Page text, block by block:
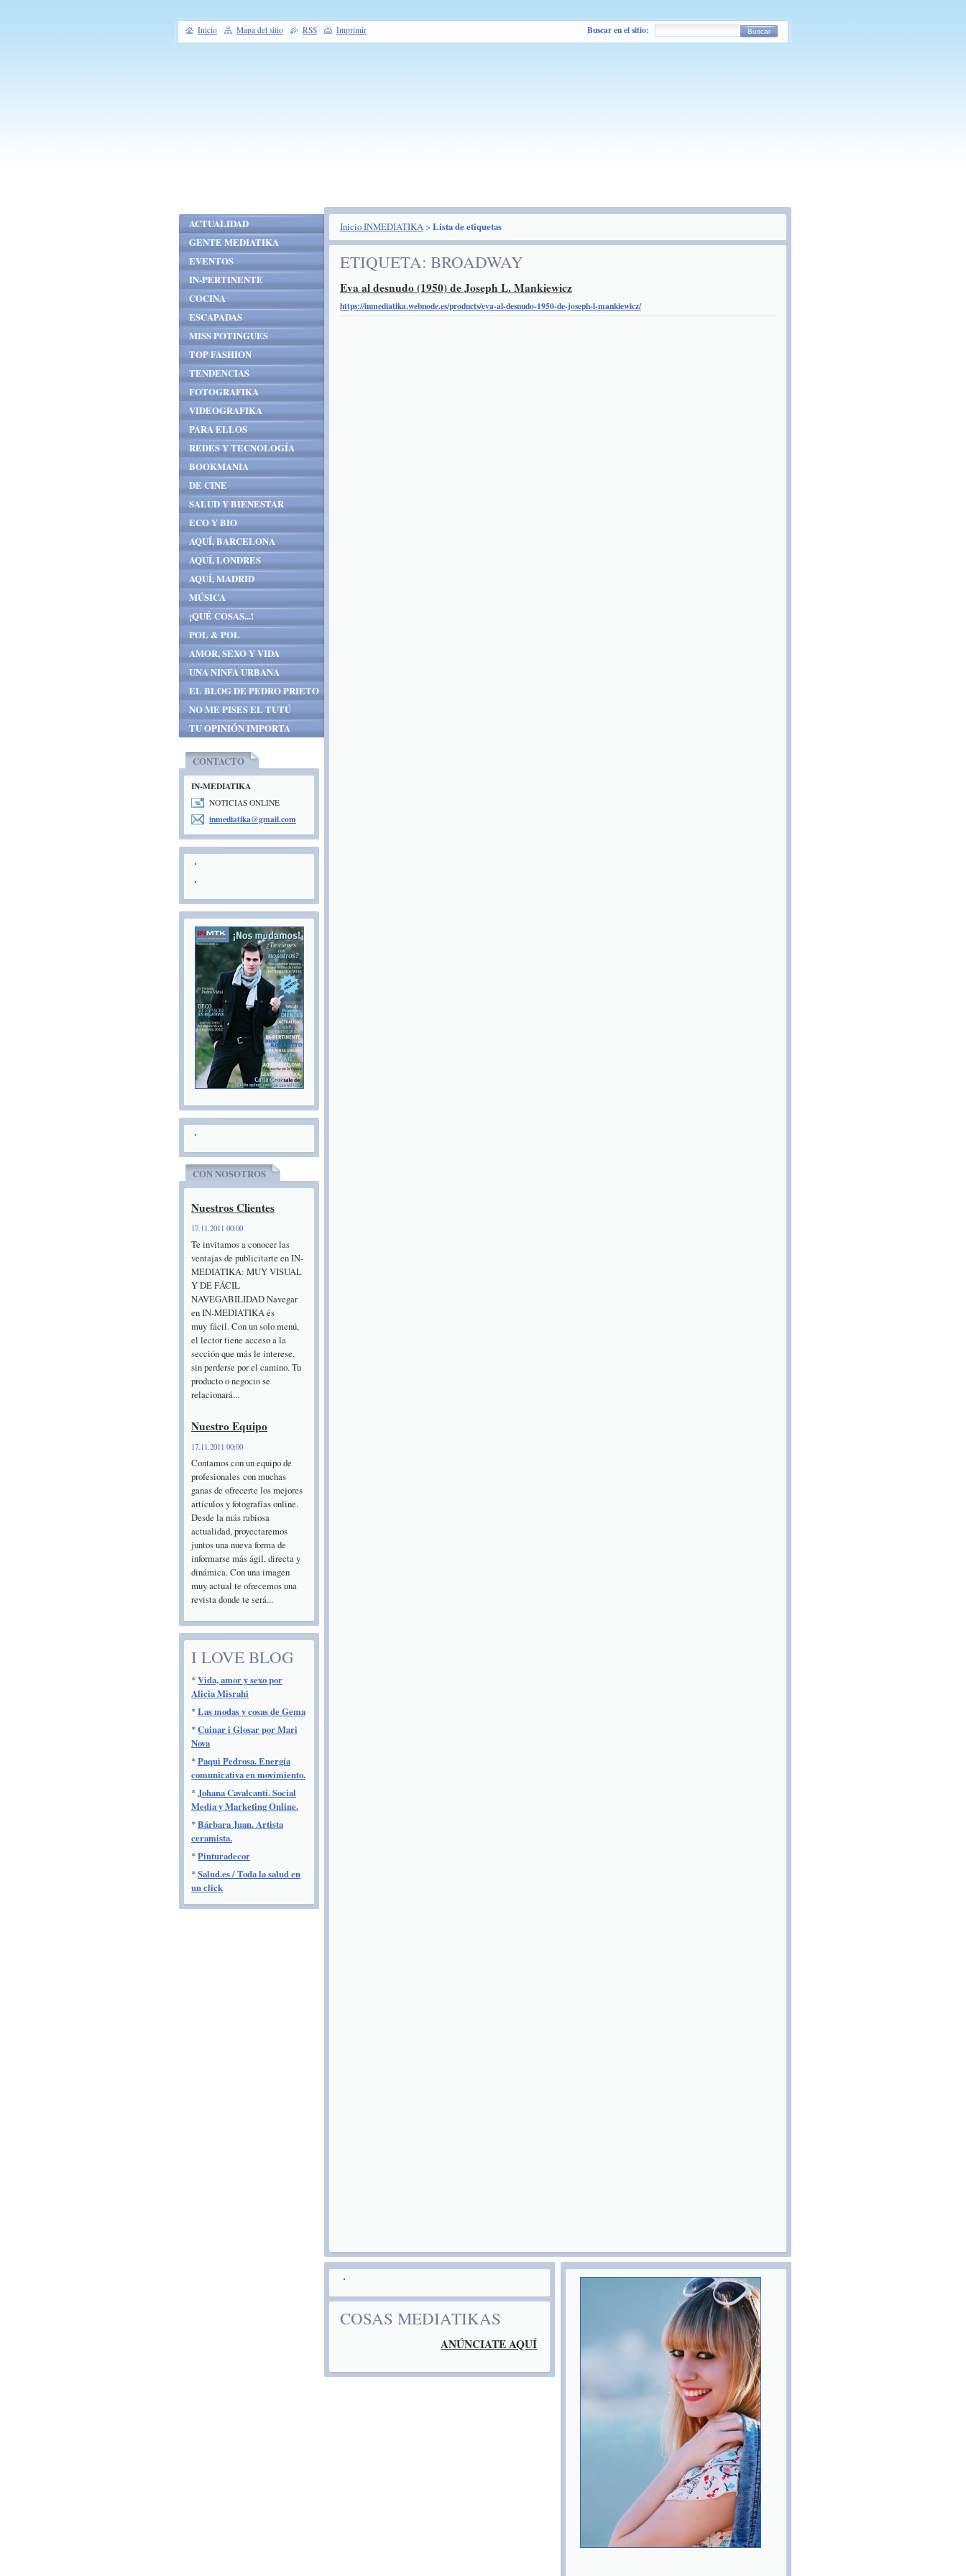
Inicio INMEDIATIKA> Lista de etiquetas
ETIQUETA: BROADWAY
Eva al desnudo (1950) de Joseph L. Mankiewicz
https://inmediatika.webnode.es/products/eva-al-desnudo-1950-de-joseph-l-mankiewicz/
COSAS MEDIATIKAS
ANÚNCIATE AQUÍ
ACTUALIDAD
GENTE MEDIATIKA
EVENTOS
IN-PERTINENTE
COCINA
ESCAPADAS
MISS POTINGUES
TOP FASHION
TENDENCIAS
FOTOGRAFIKA
VIDEOGRAFIKA
PARA ELLOS
REDES Y TECNOLOGÍA
BOOKMANIA
DE CINE
SALUD Y BIENESTAR
ECO Y BIO
AQUÍ, BARCELONA
AQUÍ, LONDRES
AQUÍ, MADRID
MÚSICA
¡QUÉ COSAS...!
POL & POL
AMOR, SEXO Y VIDA
UNA NINFA URBANA
EL BLOG DE PEDRO PRIETO
NO ME PISES EL TUTÚ
TU OPINIÓN IMPORTA
CONTACTO
IN-MEDIATIKA
NOTICIAS ONLINE
inmediatika@gmail.com
CON NOSOTROS
Nuestros Clientes
17.11.2011 00:00
Te invitamos a conocer las
ventajas de publicitarte en IN-
MEDIATIKA: MUY VISUAL
Y DE FÁCIL
NAVEGABILIDAD Navegar
en IN-MEDIATIKA és
muy fácil. Con un solo menú,
el lector tiene acceso a la
sección que más le interese,
sin perderse por el camino. Tu
producto o negocio se
relacionará...
Nuestro Equipo
17.11.2011 00:00
Contamos con un equipo de
profesionales con muchas
ganas de ofrecerte los mejores
artículos y fotografías online.
Desde la más rabiosa
actualidad, proyectaremos
juntos una nueva forma de
informarse más ágil, directa y
dinámica. Con una imagen
muy actual te ofrecemos una
revista donde te será...
I LOVE BLOG
*Vida, amor y sexo por
Alicia Misrahi
*Las modas y cosas de Gema
*Cuinar i Glosar por Mari
Nova
*Paqui Pedrosa. Energía
comunicativa en movimiento.
*Johana Cavalcanti. Social
Media y Marketing Online.
*Bárbara Juan. Artista
ceramista.
*Pinturadecor
*Salud.es / Toda la salud en
un click
Inicio Mapa del sitio RSS Imprimir Buscar en el sitio: Buscar